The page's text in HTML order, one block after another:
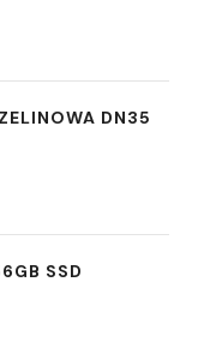
DN35
SSD